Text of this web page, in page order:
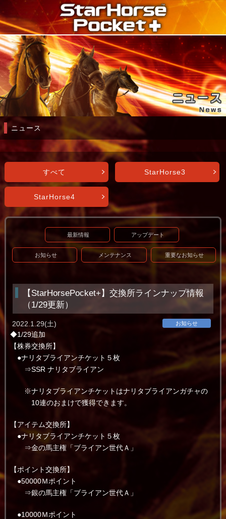
ニュース
すべて StarHorse3
StarHorse4
最新情報 アップデート
お知らせ メンテナンス 重要なお知らせ
【StarHorsePocket+】交換所ラインナップ情報
（1/29更新）
お知らせ
2022.1.29(土)
◆1/29追加
【株券交換所】
●ナリタブライアンチケット５枚
⇒SSR ナリタブライアン
※ナリタブライアンチケットはナリタブライアンガチャの
10連のおまけで獲得できます。
【アイテム交換所】
●ナリタブライアンチケット５枚
⇒金の馬主権「ブライアン世代Ａ」
【ポイント交換所】
●50000Ｍポイント
⇒銀の馬主権「ブライアン世代Ａ」
●10000Ｍポイント